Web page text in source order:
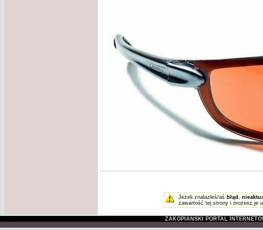
Jeżeli znalazłeś/aś błąd ,
zawartość tej strony i możesz je
ZAKOPIAŃSKI PORTAL